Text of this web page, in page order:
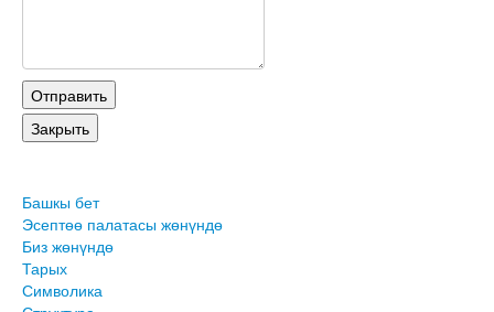
Башкы бет
Эсептөө палатасы жөнүндө
Биз жөнүндө
Тарых
Символика